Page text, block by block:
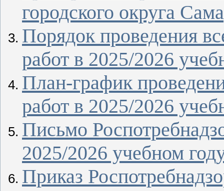
городского округа
Порядок проведения
работ в 2025/2026
План-график
работ в 2025/2026
Письмо
2025/2026 учебном
Приказ